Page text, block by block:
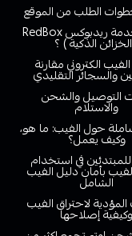
الطلب من الموقع
ما هي خدمة ريدبوكس RedBox
الذكية ) ؟
الكتروني مقارنة
والسجائر التقليدي
التوصيل والشحن
والاستلام
حول الفيب: ما هو،
وكيف يعمل؟
في استخدام
بأمان دليل الفيب
الشامل
المؤدية لاحتراق الفيب
وكيفية إصلاحها